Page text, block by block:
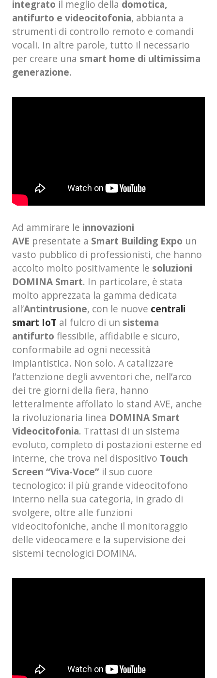
integrato il meglio della domotica,
antifurto e videocitofonia, abbianta a
strumenti di controllo remoto e comandi
vocali. In altre parole, tutto il necessario
per creare una smart home di ultimissima
generazione.
Ad ammirare le innovazioni
AVE presentate a Smart Building Expo un
vasto pubblico di professionisti, che hanno
accolto molto positivamente le soluzioni
DOMINA Smart. In particolare, è stata
molto apprezzata la gamma dedicata
all’Antintrusione, con le nuove centrali
smart IoT al fulcro di un sistema
antifurto flessibile, affidabile e sicuro,
conformabile ad ogni necessità
impiantistica. Non solo. A catalizzare
l’attenzione degli avventori che, nell’arco
dei tre giorni della fiera, hanno
letteralmente affollato lo stand AVE, anche
la rivoluzionaria linea DOMINA Smart
Videocitofonia. Trattasi di un sistema
evoluto, completo di postazioni esterne ed
interne, che trova nel dispositivo Touch
Screen “Viva-Voce” il suo cuore
tecnologico: il più grande videocitofono
interno nella sua categoria, in grado di
svolgere, oltre alle funzioni
videocitofoniche, anche il monitoraggio
delle videocamere e la supervisione dei
sistemi tecnologici DOMINA.